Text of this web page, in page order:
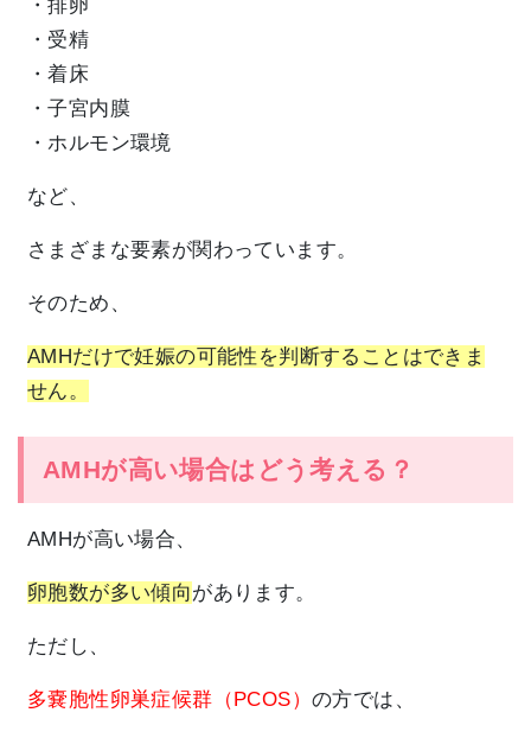
・排卵
・受精
・着床
・子宮内膜
・ホルモン環境
など、
さまざまな要素が関わっています。
そのため、
AMHだけで妊娠の可能性を判断することはできま
せん。
AMHが高い場合はどう考える？
AMHが高い場合、
卵胞数が多い傾向があります。
ただし、
多嚢胞性卵巣症候群（PCOS） の方では、